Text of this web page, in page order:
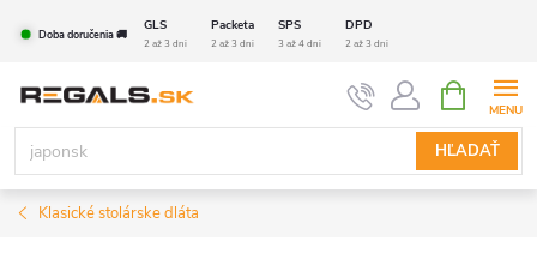
Doba doručenia 🚚
GLS Packeta SPS DPD
2 až 3 dni 2 až 3 dni 3 až 4 dni 2 až 3 dni
HĽADAŤ
KOŠÍK
Klasické stolárske dláta